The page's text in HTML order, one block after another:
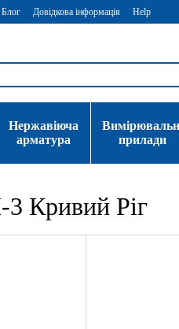
Блог Довідкова інформація Help
Нержавіюча
арматура
прилади
Кривий Ріг